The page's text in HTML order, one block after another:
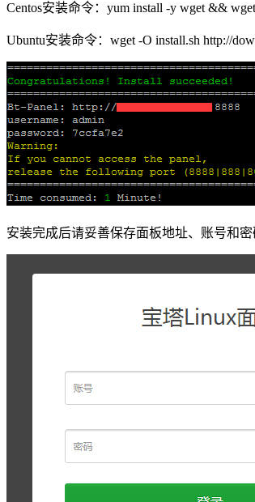
Centos安装命令：yum install -y wget &&
Ubuntu安装命令：wget -O install.sh http://
安装完成后请妥善保存面板地址、账号和